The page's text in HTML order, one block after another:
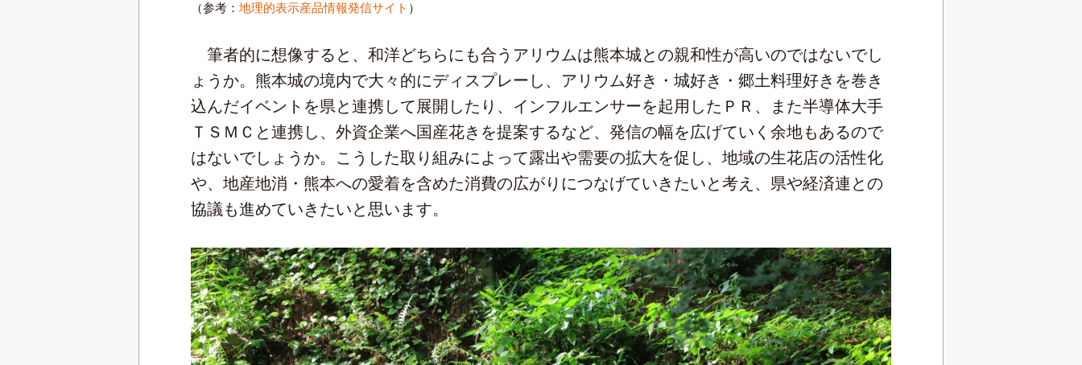
（参考： 地理的表示産品情報発信サイト ）
筆者的に想像すると、和洋どちらにも合うアリウムは熊本城との親和性が高いのではないでし
ょうか。熊本城の境内で大々的にディスプレーし、アリウム好き・城好き・郷土料理好きを巻き
込んだイベントを県と連携して展開したり、インフルエンサーを起用したＰＲ、また半導体大手
ＴＳＭＣと連携し、外資企業へ国産花きを提案するなど、発信の幅を広げていく余地もあるので
はないでしょうか。こうした取り組みによって露出や需要の拡大を促し、地域の生花店の活性化
や、地産地消・熊本への愛着を含めた消費の広がりにつなげていきたいと考え、県や経済連との
協議も進めていきたいと思います。